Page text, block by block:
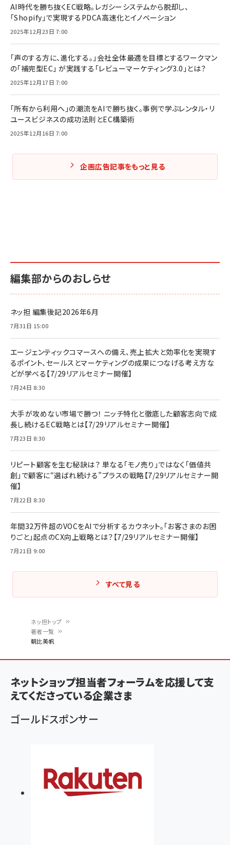
ン
く
ず
ネッ担トップ
著者一覧
朝比美帆
AI時代を勝ち抜くEC戦略。レガシーシステムから脱却し、
「Shopify」で実現するPDCA高速化とイノベーション
2025年12月23日 7:00
「声のする方に、進化する。」会社全体最適を目標とするワークマン
の「補完型EC」 が実践する「レビューマーケティング3.0」とは？
2025年12月17日 7:00
「所有から利用へ」の潮流をAIで勝ち抜く。事例で学ぶレンタル・リ
ユースビジネスの成功法則とEC構築術
2025年12月16日 7:00
企画広告記事をもっと見る
編集部からのおしらせ
ネッ担 編集後記2026年6月
7月31日 15:00
エージェンティックコマースへの備え、売上拡大と効率化を実現す
るポイント、セールスとマーケティングの成果につなげる考え方な
どが学べる【7/29リアルセミナー開催】
7月24日 8:30
大手が攻めない市場で勝つ！ ニッチ特化と徹底した顧客志向で成
長し続けるEC戦略とは【7/29リアルセミナー開催】
7月23日 8:30
リピート顧客を生む秘訣は？ 単なる「モノ売り」ではなく「価値共
創」で顧客に“選ばれ続ける”プラスの戦略【7/29リアルセミナー開
催】
7月22日 8:30
年間32万件超のVOCをAIで分析するカウネット。「お客さまのお困
りごと」起点のCX向上戦略とは？【7/29リアルセミナー開催】
7月21日 9:00
すべて見る
ネットショップ担当者フォーラムを応援して支
えてくださっている企業さま
ゴールドスポンサー